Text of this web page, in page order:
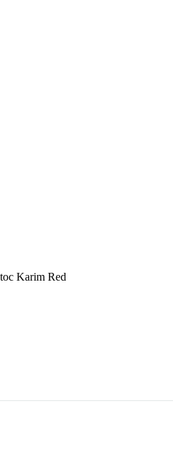
Karim Red